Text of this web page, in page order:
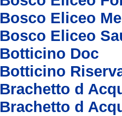
Bosco Eliceo
Bosco Eliceo
Botticino Doc
Botticino
Brachetto d
Brachetto d